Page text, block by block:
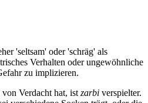
'seltsam' oder 'schräg' als
Verhalten oder ungewöhnliche
zu implizieren.
Verdacht hat, ist zarbi verspielter.